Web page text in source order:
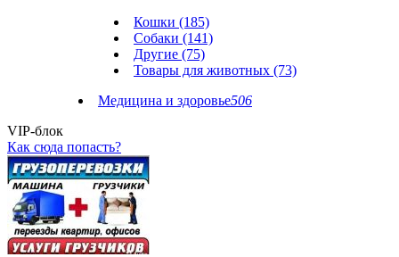
Кошки (185)
Собаки (141)
Другие (75)
Товары для животных (73)
Медицина и здоровье506
VIP-блок
Как сюда попасть?